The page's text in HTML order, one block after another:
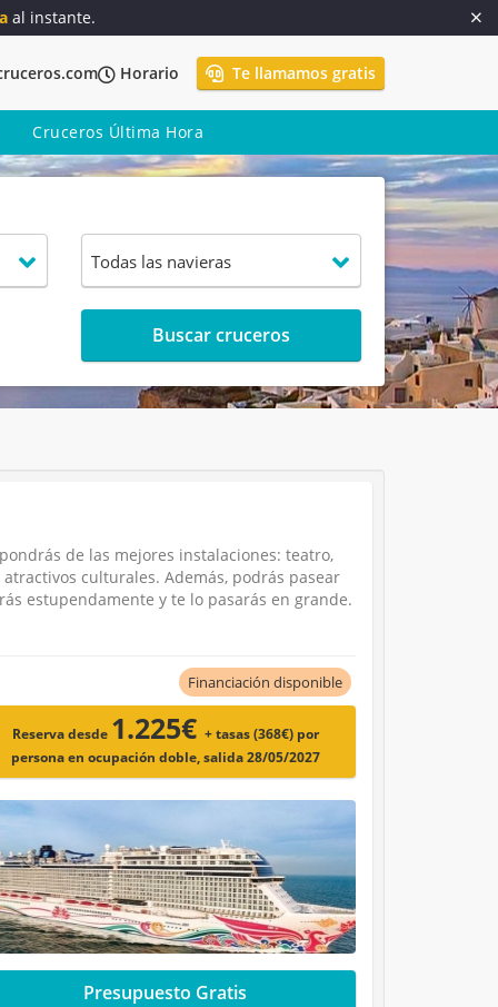
al instante.
Horario Te llamamos gratis
Cruceros Última Hora
Buscar cruceros
de las mejores instalaciones: teatro,
culturales. Además, podrás pasear
estupendamente y te lo pasarás en grande.
Financiación disponible
Reserva desde 1.225€ + tasas (368€) por
persona en ocupación doble, salida 28/05/2027
Presupuesto Gratis